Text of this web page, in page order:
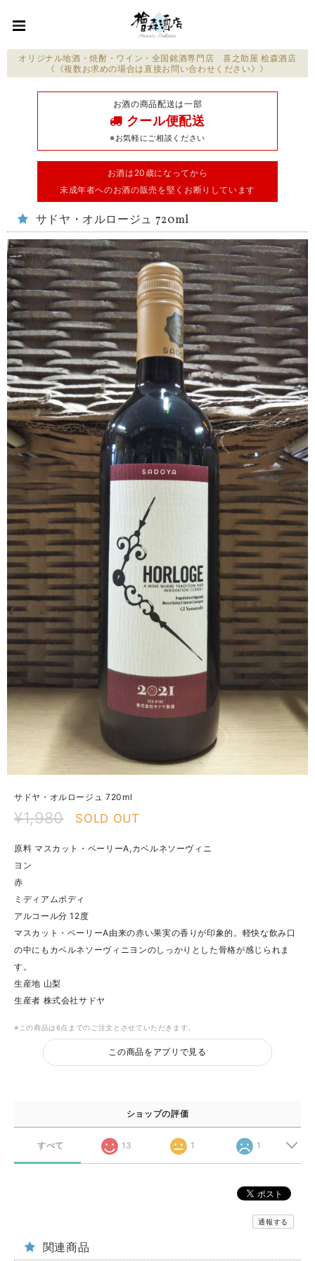
オリジナル地酒・焼酎・ワイン・全国銘酒専門店 喜之助屋 桧森酒店
《《複数お求めの場合は直接お問い合わせください》》
お酒の商品配送は一部
クール便配送
※お気軽にご相談ください
お酒は20歳になってから
未成年者へのお酒の販売を堅くお断りしています
サドヤ・オルロージュ 720ml
サドヤ・オルロージュ 720ml
¥1,980 SOLD OUT
原料 マスカット・ベーリーA,カベルネソーヴィニ
ヨン
赤
ミディアムボディ
アルコール分 12度
マスカット・ベーリーA由来の赤い果実の香りが印象的。軽快な飲み口
の中にもカベルネソーヴィニヨンのしっかりとした骨格が感じられま
す。
生産地 山梨
生産者 株式会社サドヤ
※この商品は6点までのご注文とさせていただきます。
この商品をアプリで見る
ショップの評価
すべて 13 1 1
通報する
関連商品